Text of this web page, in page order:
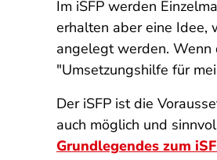
Im iSFP werden
erhalten aber eine Idee,
angelegt werden. Wenn
"Umsetzungshilfe für
Der iSFP ist die
auch möglich und
Grundlegendes zum